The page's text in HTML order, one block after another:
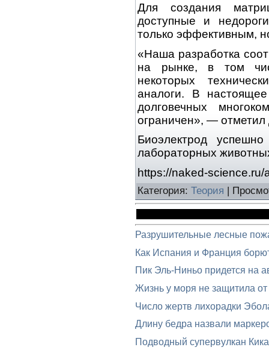
Для создания
доступные и
только эффективным,
«Наша разработка
на рынке, в том
некоторых
аналоги. В
долговечных
ограничен», — отметил
Биоэлектрод
лабораторных
https://naked-
Категория: Теория |
Разрушительные лесные
Как Испания и Франция
Пик Эль-Ниньо придется на
Жизнь у моря не защитила
Число жертв лихорадки
Длину бедра назвали
Подводный супервулкан